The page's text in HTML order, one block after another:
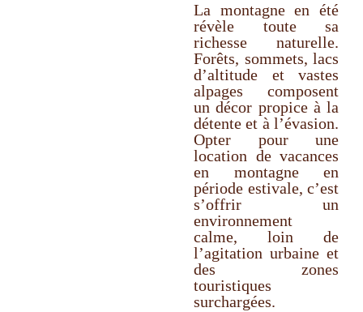
La montagne en été
révèle toute sa
richesse naturelle.
Forêts, sommets, lacs
d’altitude et vastes
alpages composent
un décor propice à la
détente et à l’évasion.
Opter pour une
location de vacances
en montagne en
période estivale, c’est
s’offrir un
environnement
calme, loin de
l’agitation urbaine et
des zones
touristiques
surchargées.